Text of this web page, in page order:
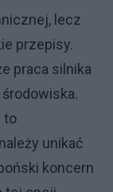
lecz
przepisy.
praca silnika
to
unikać
koncern